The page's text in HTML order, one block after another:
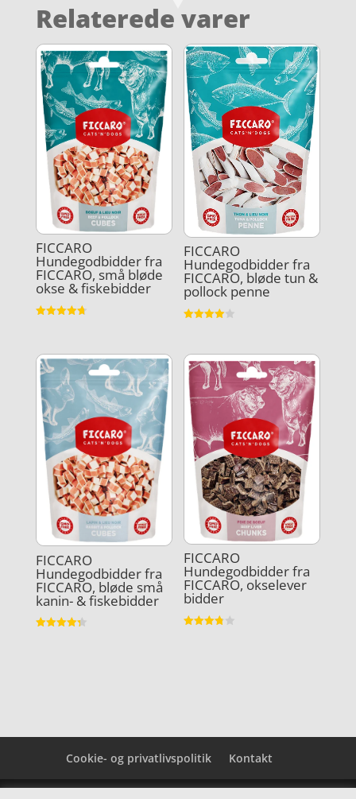
Relaterede varer
FICCARO
Hundegodbidder fra
FICCARO, små bløde
okse & fiskebidder
FICCARO
Hundegodbidder fra
FICCARO, bløde tun &
pollock penne
FICCARO
Hundegodbidder fra
FICCARO, bløde små
kanin- & fiskebidder
FICCARO
Hundegodbidder fra
FICCARO, okselever
bidder
Cookie- og privatlivspolitik Kontakt